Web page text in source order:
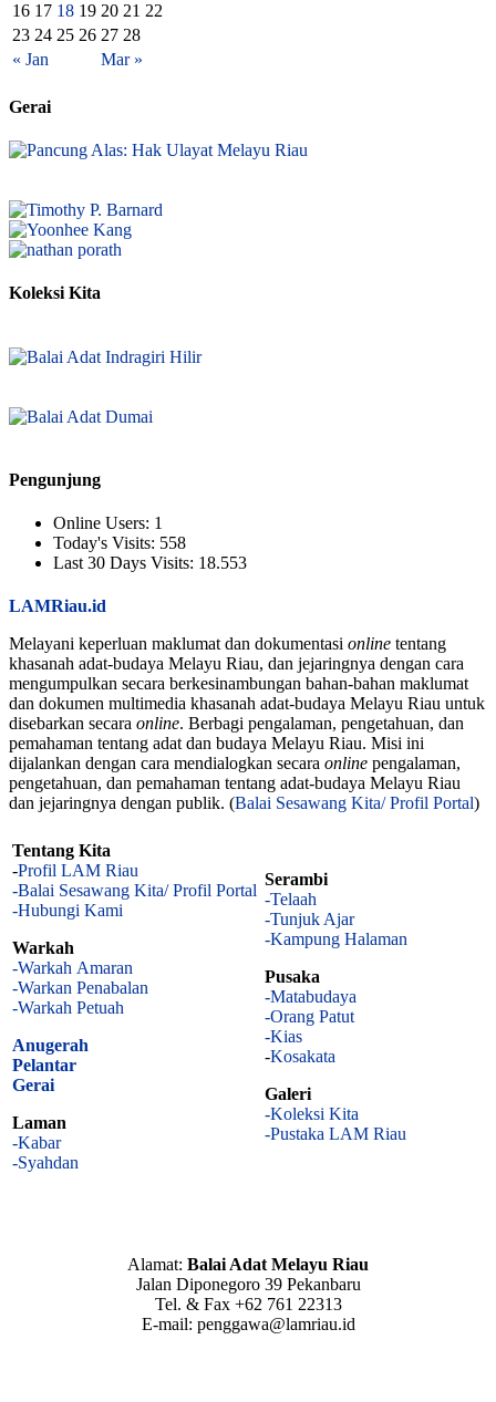
« Jan Mar »
16 17 18 19 20 21 22
23 24 25 26 27 28
Gerai
Koleksi Kita
Pengunjung
Online Users: 1
Today's Visits: 558
Last 30 Days Visits: 18.553
LAMRiau.id
Melayani keperluan maklumat dan dokumentasi online tentang
khasanah adat-budaya Melayu Riau, dan jejaringnya dengan cara
mengumpulkan secara berkesinambungan bahan-bahan maklumat
dan dokumen multimedia khasanah adat-budaya Melayu Riau untuk
disebarkan secara online. Berbagi pengalaman, pengetahuan, dan
pemahaman tentang adat dan budaya Melayu Riau. Misi ini
dijalankan dengan cara mendialogkan secara online pengalaman,
pengetahuan, dan pemahaman tentang adat-budaya Melayu Riau
dan jejaringnya dengan publik. (Balai Sesawang Kita/ Profil Portal)
Tentang Kita
-Profil LAM Riau
-Balai Sesawang Kita/ Profil Portal
-Hubungi Kami
Warkah
-Warkah Amaran
-Warkan Penabalan
-Warkah Petuah
Anugerah
Pelantar
Gerai
Laman
-Kabar
-Syahdan
Serambi
-Telaah
-Tunjuk Ajar
-Kampung Halaman
Pusaka
-Matabudaya
-Orang Patut
-Kias
-Kosakata
Galeri
-Koleksi Kita
-Pustaka LAM Riau
Alamat: Balai Adat Melayu Riau
Jalan Diponegoro 39 Pekanbaru
Tel. & Fax +62 761 22313
E-mail: penggawa@lamriau.id